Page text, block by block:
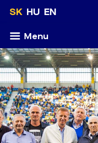
SK HU EN
Menu